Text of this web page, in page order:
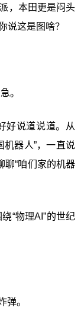
，本田更是闷头
说这是图啥？
。
好说道说道。从
机器人”，一直说
聊“咱们家的机器
“物理AI”的世纪
弹。